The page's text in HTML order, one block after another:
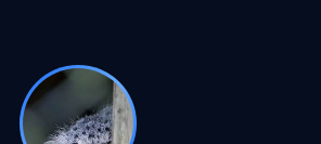
álbuns, livros e
sempre.